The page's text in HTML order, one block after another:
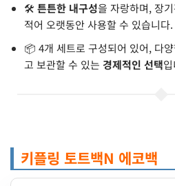
🛠️ 튼튼한 내구성을 자랑하며, 장
적어 오랫동안 사용할 수 있습니다.
📦 4개 세트로 구성되어 있어, 다
고 보관할 수 있는 경제적인 선택
키플링 토트백N 에코백